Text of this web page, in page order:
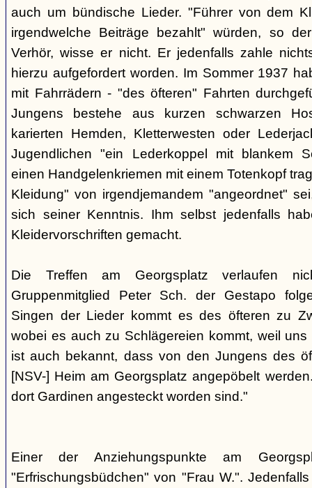
auch um bündische Lieder. "Führer von dem
irgendwelche Beiträge bezahlt" würden, so
Verhör, wisse er nicht. Er jedenfalls zahle
hierzu aufgefordert worden. Im Sommer 1937
mit Fahrrädern - "des öfteren" Fahrten
Jungens bestehe aus kurzen schwarzen
karierten Hemden, Kletterwesten oder
Jugendlichen "ein Lederkoppel mit blankem
einen Handgelenkriemen mit einem Totenkopf
Kleidung" von irgendjemandem "angeordnet"
sich seiner Kenntnis. Ihm selbst jedenfalls
Kleidervorschriften gemacht.
Die Treffen am Georgsplatz verlaufen
Gruppenmitglied Peter Sch. der Gestapo
Singen der Lieder kommt es des öfteren zu
wobei es auch zu Schlägereien kommt, weil
ist auch bekannt, dass von den Jungens des
[NSV-] Heim am Georgsplatz angepöbelt
dort Gardinen angesteckt worden sind."
Einer der Anziehungspunkte am
"Erfrischungsbüdchen" von "Frau W.".